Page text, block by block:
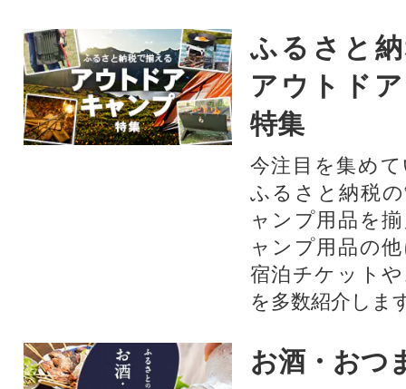
ふるさと
アウトド
特集
今注目を集め
ふるさと納税
ャンプ用品を
ャンプ用品の
宿泊チケット
を多数紹介しま
お酒・おつ